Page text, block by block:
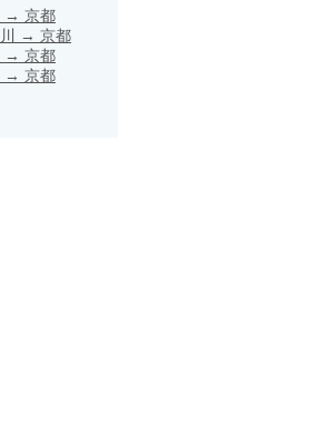
→ 京都
→ 京都
→ 京都
→ 京都